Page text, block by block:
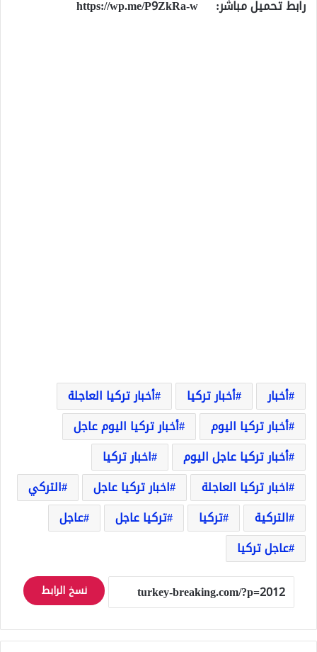
رابط تحميل مباشر: https://wp.me/P9ZkRa-w
أخبار أخبار تركيا
أخبار تركيا العاجلة
أخبار تركيا اليوم
أخبار تركيا اليوم عاجل
أخبار تركيا عاجل اليوم
اخبار تركيا
اخبار تركيا العاجلة
اخبار تركيا عاجل
التركي
التركية
تركيا تركيا عاجل
عاجل
عاجل تركيا
نسخ الرابط